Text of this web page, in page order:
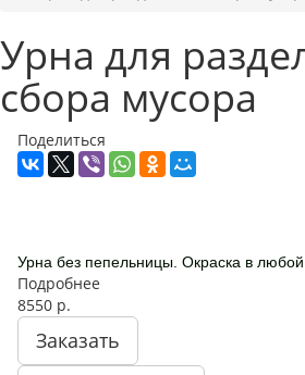
Урна для
сбора мусора
Поделиться
Урна без пепельницы. Окраска в любой
Подробнее
8550 р.
Заказать